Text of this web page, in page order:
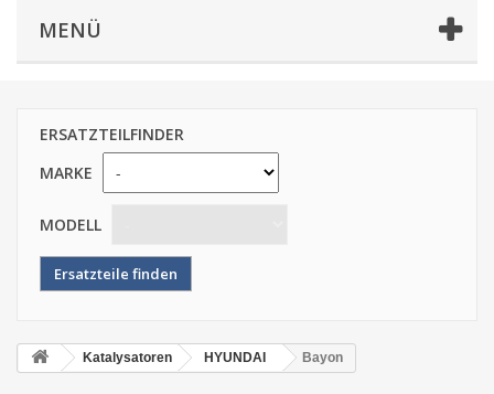
MENÜ
ERSATZTEILFINDER
MARKE
MODELL
Katalysatoren HYUNDAI Bayon